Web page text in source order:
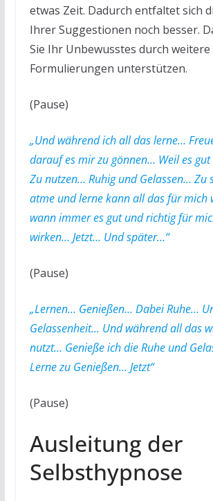
etwas Zeit. Dadurch entfaltet sich
Ihrer Suggestionen noch besser.
Sie Ihr Unbewusstes durch weitere
Formulierungen unterstützen.
(Pause)
„Und während ich all das lerne…
darauf es mir zu gönnen… Weil es
Zu nutzen… Ruhig und Gelassen… Zu
atme und lerne kann all das für mich
wann immer es gut und richtig für
wirken… Jetzt… Und später…“
(Pause)
„Lernen… Genießen… Dabei Ruhe…
Gelassenheit… Und während all das
nutzt… Genieße ich die Ruhe und
Lerne zu Genießen… Jetzt“
(Pause)
Ausleitung der
Selbsthypnose